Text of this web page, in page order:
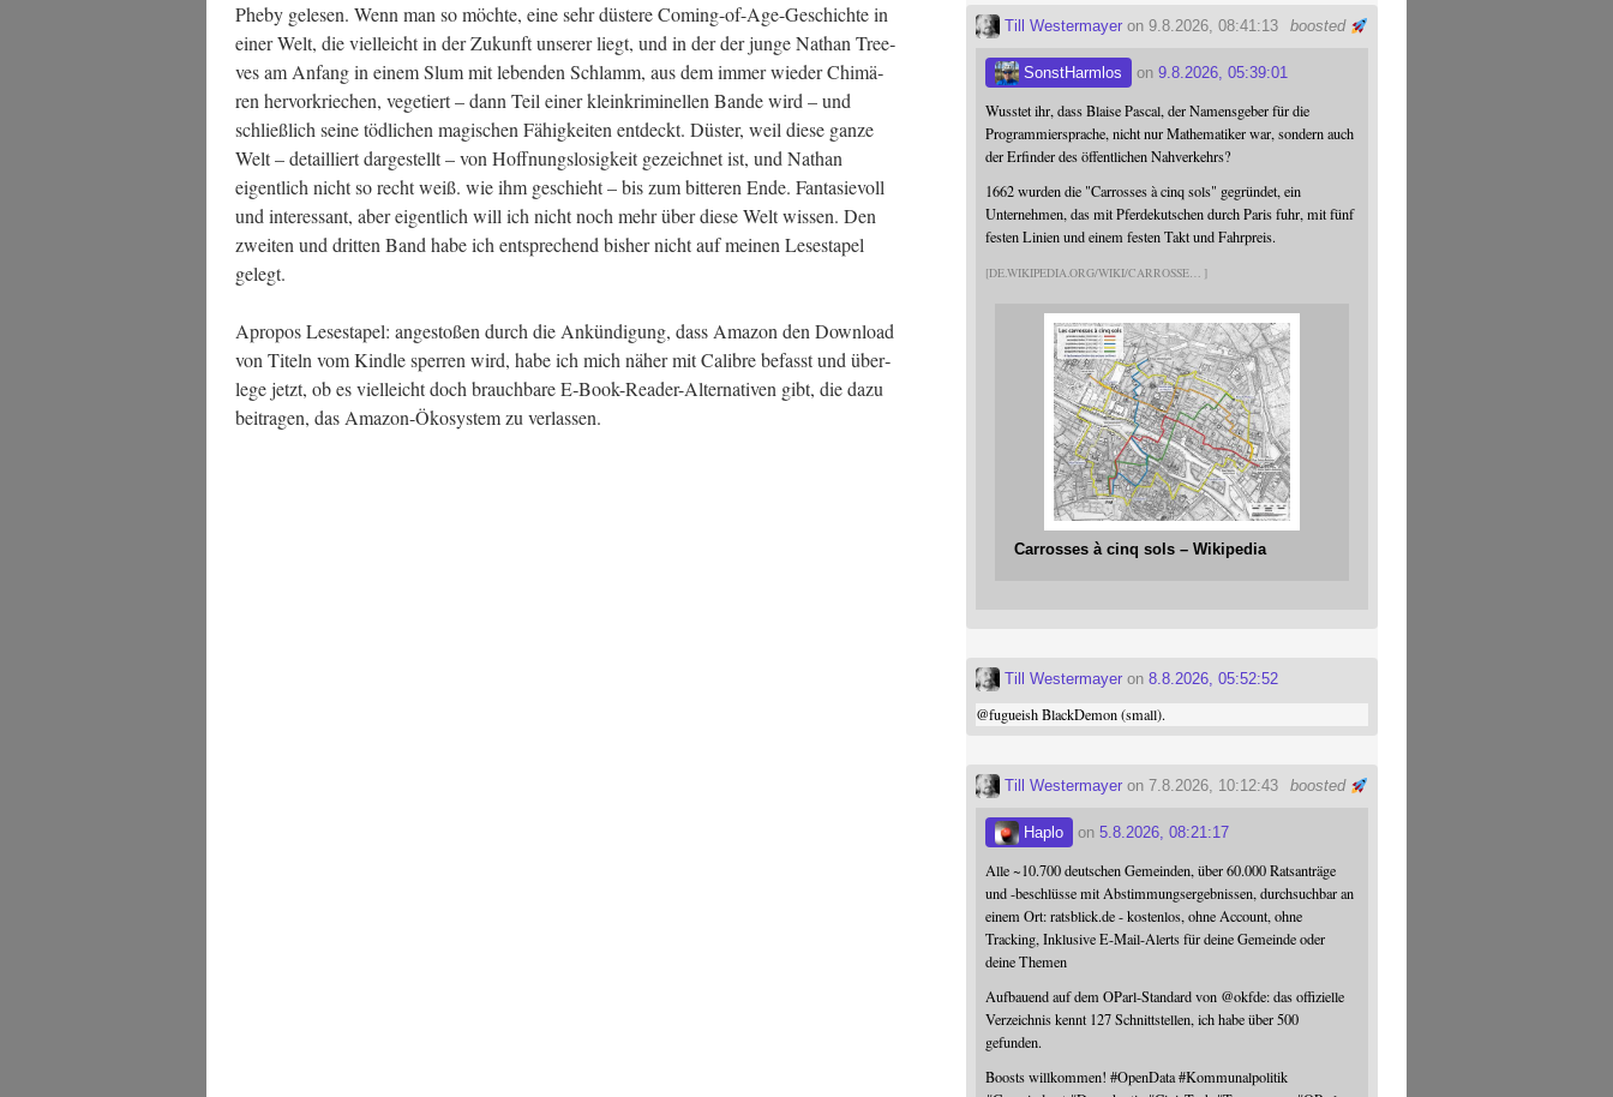
Phe­by gele­sen. Wenn man so möch­te, eine sehr düs­te­re Coming-of-Age-Geschich­te in
einer Welt, die viel­leicht in der Zukunft unse­rer liegt, und in der der jun­ge Nathan Tree­
ves am Anfang in einem Slum mit leben­den Schlamm, aus dem immer wie­der Chi­mä­
ren her­vor­krie­chen, vege­tiert – dann Teil einer klein­kri­mi­nel­len Ban­de wird – und
schließ­lich sei­ne töd­li­chen magi­schen Fähig­kei­ten ent­deckt. Düs­ter, weil die­se gan­ze
Welt – detail­liert dar­ge­stellt – von Hoff­nungs­lo­sig­keit gezeich­net ist, und Nathan
eigent­lich nicht so recht weiß. wie ihm geschieht – bis zum bit­te­ren Ende. Fan­ta­sie­voll
und inter­es­sant, aber eigent­lich will ich nicht noch mehr über die­se Welt wis­sen. Den
zwei­ten und drit­ten Band habe ich ent­spre­chend bis­her nicht auf mei­nen Lese­sta­pel
gelegt.
Apro­pos Lese­sta­pel: ange­sto­ßen durch die Ankün­di­gung, dass Ama­zon den Down­load
von Titeln vom Kind­le sper­ren wird, habe ich mich näher mit Calib­re befasst und über­
le­ge jetzt, ob es viel­leicht doch brauch­ba­re E‑Book-Rea­der-Alter­na­ti­ven gibt, die dazu
bei­tra­gen, das Ama­zon-Öko­sys­tem zu verlassen.
boosted
Till Westermayer on 9.8.2026, 08:41:13
SonstHarmlos on9.8.2026, 05:39:01
Wusstet ihr, dass Blaise Pascal, der Namensgeber für die
Programmiersprache, nicht nur Mathematiker war, sondern auch
der Erfinder des öffentlichen Nahverkehrs?
1662 wurden die "Carrosses à cinq sols" gegründet, ein
Unternehmen, das mit Pferdekutschen durch Paris fuhr, mit fünf
festen Linien und einem festen Takt und Fahrpreis.
DE.WIKIPEDIA.ORG/WIKI/CARROSSE
Carrosses à cinq sols – Wikipedia
Till Westermayer on8.8.2026, 05:52:52
@fugueishBlackDemon (small).
boosted
Till Westermayer on 7.8.2026, 10:12:43
Haplo on5.8.2026, 08:21:17
Alle ~10.700 deutschen Gemeinden, über 60.000 Ratsanträge
und -beschlüsse mit Abstimmungsergebnissen, durchsuchbar an
einem Ort: ratsblick.de - kostenlos, ohne Account, ohne
Tracking, Inklusive E-Mail-Alerts für deine Gemeinde oder
deine Themen
Aufbauend auf dem OParl-Standard von @okfde: das offizielle
Verzeichnis kennt 127 Schnittstellen, ich habe über 500
gefunden.
Boosts willkommen!#OpenData #Kommunalpolitik